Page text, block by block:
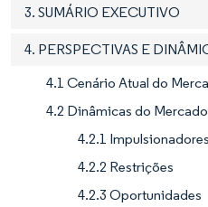
3. SUMÁRIO EXECUTIVO
4. PERSPECTIVAS E
4.1 Cenário Atual do
4.2 Dinâmicas do Mercado
4.2.1 Impulsionadores
4.2.2 Restrições
4.2.3 Oportunidades